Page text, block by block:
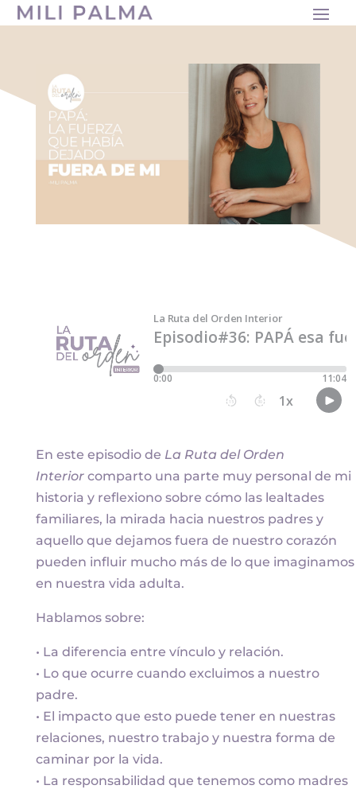
En este episodio de La Ruta del Orden
Interiorcomparto una parte muy personal de mi
historia y reflexiono sobre cómo las lealtades
familiares, la mirada hacia nuestros padres y
aquello que dejamos fuera de nuestro corazón
pueden influir mucho más de lo que imaginamos
en nuestra vida adulta.
Hablamos sobre:
• La diferencia entre vínculo y relación.
• Lo que ocurre cuando excluimos a nuestro
padre.
• El impacto que esto puede tener en nuestras
relaciones, nuestro trabajo y nuestra forma de
caminar por la vida.
• La responsabilidad que tenemos como madres